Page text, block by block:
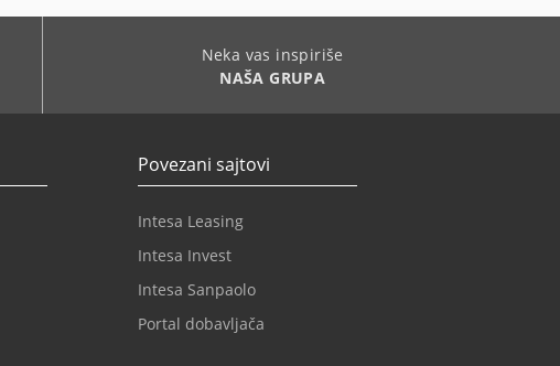
Neka vas inspiriše
NAŠA GRUPA
Povezani sajtovi
Intesa Leasing
Intesa Invest
Intesa Sanpaolo
Portal dobavljača